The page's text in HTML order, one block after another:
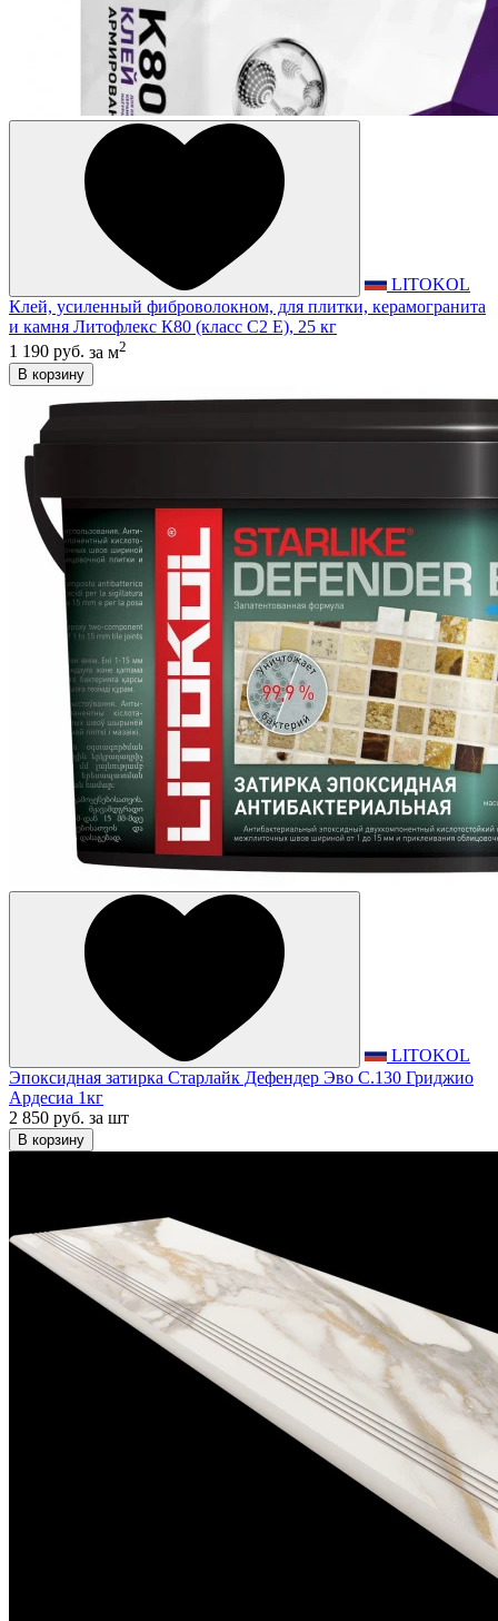
LITOKOL
Клей, усиленный фиброволокном, для плитки, керамогранита
и камня Литофлекс К80 (класс С2 E), 25 кг
1 190 руб. за м2
В корзину
LITOKOL
Эпоксидная затирка Старлайк Дефендер Эво С.130 Гриджио
Ардесиа 1кг
2 850 руб. за шт
В корзину